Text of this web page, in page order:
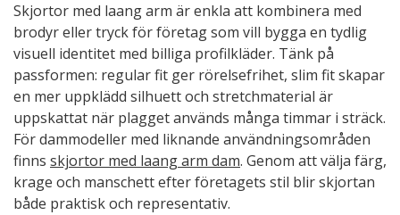
Skjortor med laang arm är enkla att kombinera med
brodyr eller tryck för företag som vill bygga en tydlig
visuell identitet med billiga profilkläder. Tänk på
passformen: regular fit ger rörelsefrihet, slim fit skapar
en mer uppklädd silhuett och stretchmaterial är
uppskattat när plagget används många timmar i sträck.
För dammodeller med liknande användningsområden
finns skjortor med laang arm dam. Genom att välja färg,
krage och manschett efter företagets stil blir skjortan
både praktisk och representativ.